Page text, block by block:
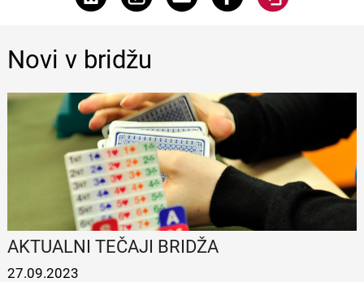
Novi v bridžu
AKTUALNI TEČAJI BRIDŽA
27.09.2023